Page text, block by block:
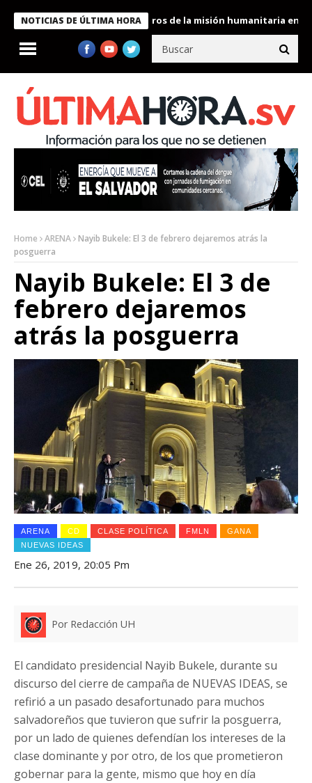
NOTICIAS DE ÚLTIMA HORA
Bukele condecora a miembros de la misión humanitaria enviada
Home ARENA Nayib Bukele: El 3 de febrero dejaremos atrás la
posguerra
Nayib Bukele: El 3 de
febrero dejaremos
atrás la posguerra
ARENA CD CLASE POLÍTICA FMLN
GANA
NUEVAS IDEAS
Ene 26, 2019, 20:05 Pm
Por Redacción UH
El candidato presidencial Nayib Bukele, durante su
discurso del cierre de campaña de NUEVAS IDEAS, se
refirió a un pasado desafortunado para muchos
salvadoreños que tuvieron que sufrir la posguerra,
por un lado de quienes defendían los intereses de la
clase dominante y por otro, de los que prometieron
gobernar para la gente, mismo que hoy en día